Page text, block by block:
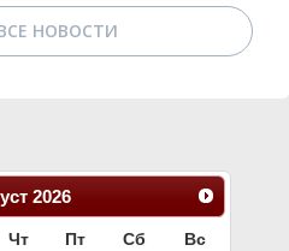
НОВОСТИ
2026
Чт Пт Сб Вс